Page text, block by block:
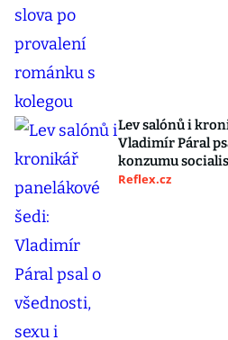
Lev salónů i
Vladimír Páral
konzumu
Reflex.cz